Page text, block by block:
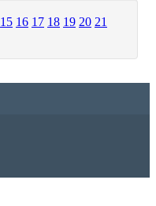
15 16 17 18 19 20 21